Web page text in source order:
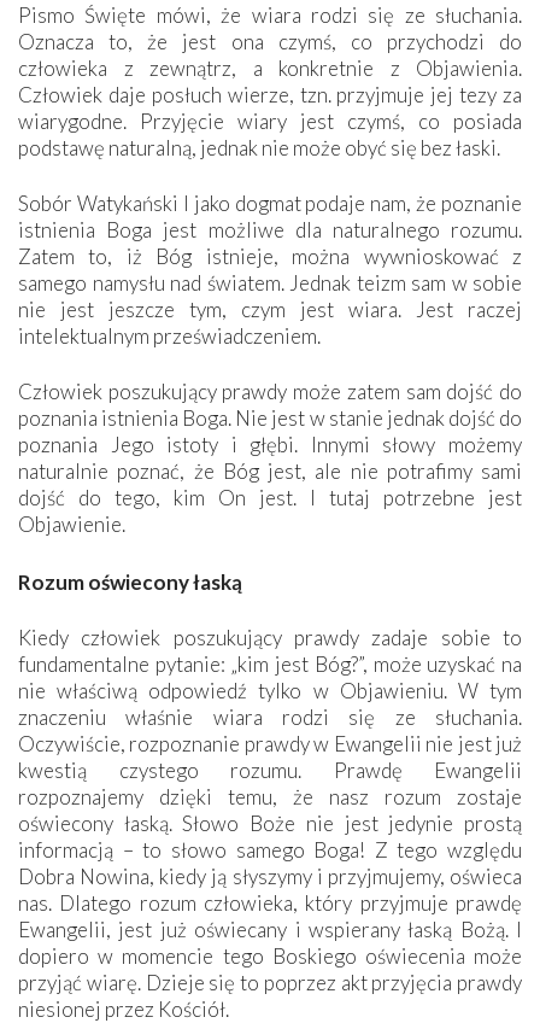
Pismo Święte mówi, że wiara rodzi się ze słuchania.
Oznacza to, że jest ona czymś, co przychodzi do
człowieka z zewnątrz, a konkretnie z Objawienia.
Człowiek daje posłuch wierze, tzn. przyjmuje jej tezy za
wiarygodne. Przyjęcie wiary jest czymś, co posiada
podstawę naturalną, jednak nie może obyć się bez łaski.
Sobór Watykański I jako dogmat podaje nam, że poznanie
istnienia Boga jest możliwe dla naturalnego rozumu.
Zatem to, iż Bóg istnieje, można wywnioskować z
samego namysłu nad światem. Jednak teizm sam w sobie
nie jest jeszcze tym, czym jest wiara. Jest raczej
intelektualnym przeświadczeniem.
Człowiek poszukujący prawdy może zatem sam dojść do
poznania istnienia Boga. Nie jest w stanie jednak dojść do
poznania Jego istoty i głębi. Innymi słowy możemy
naturalnie poznać, że Bóg jest, ale nie potrafimy sami
dojść do tego, kim On jest. I tutaj potrzebne jest
Objawienie.
Rozum oświecony łaską
Kiedy człowiek poszukujący prawdy zadaje sobie to
fundamentalne pytanie: „kim jest Bóg?”, może uzyskać na
nie właściwą odpowiedź tylko w Objawieniu. W tym
znaczeniu właśnie wiara rodzi się ze słuchania.
Oczywiście, rozpoznanie prawdy w Ewangelii nie jest już
kwestią czystego rozumu. Prawdę Ewangelii
rozpoznajemy dzięki temu, że nasz rozum zostaje
oświecony łaską. Słowo Boże nie jest jedynie prostą
informacją – to słowo samego Boga! Z tego względu
Dobra Nowina, kiedy ją słyszymy i przyjmujemy, oświeca
nas. Dlatego rozum człowieka, który przyjmuje prawdę
Ewangelii, jest już oświecany i wspierany łaską Bożą. I
dopiero w momencie tego Boskiego oświecenia może
przyjąć wiarę. Dzieje się to poprzez akt przyjęcia prawdy
niesionej przez Kościół.